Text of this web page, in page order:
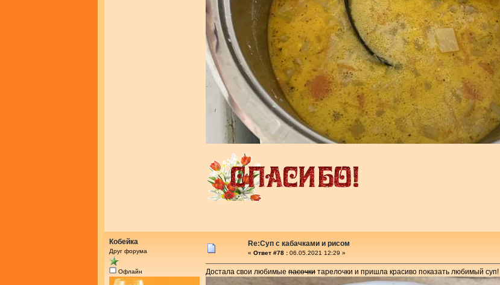
Кобейка
Друг форума
Офлайн
Re:Суп с кабачками и рисом
« Ответ #78 : 06.05.2021 12:29 »
Достала свои любимые пасочки тарелочки и пришла красиво показать любимый суп!